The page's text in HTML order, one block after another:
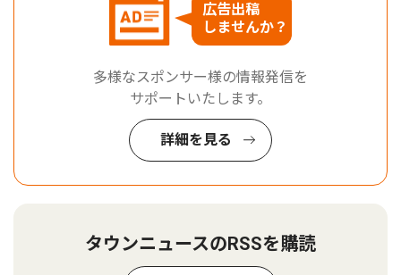
広告出稿
しませんか？
多様なスポンサー様の情報発信を
サポートいたします。
詳細を見る
タウンニュースのRSSを購読